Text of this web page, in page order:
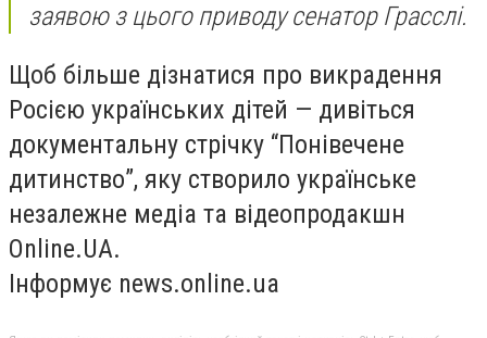
заявою з цього приводу сенатор Грасслі.
Щоб більше дізнатися про викрадення
Росією українських дітей — дивіться
документальну стрічку “Понівечене
дитинство”, яку створило українське
незалежне медіа та відеопродакшн
Online.UA.
Інформує news.online.ua